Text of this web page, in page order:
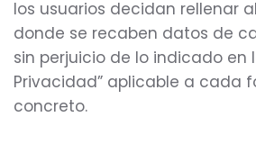
los usuarios decidan rellenar
donde se recaben datos de
sin perjuicio de lo indicado en
Privacidad” aplicable a cada
concreto.